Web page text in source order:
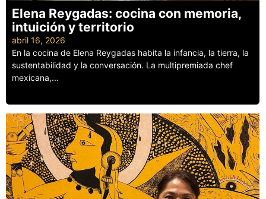
Elena Reygadas: cocina con memoria,
intuición y territorio
abril 16, 2026
En la cocina de Elena Reygadas habita la infancia, la tierra, la
sustentabilidad y la conversación. La multipremiada chef
mexicana,...